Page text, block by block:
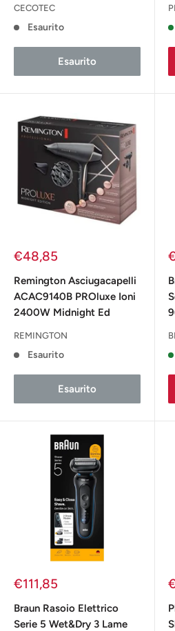
CECOTEC
Esaurito
Esaurito
Prezzo
€48,85
Remington Asciugacapelli
ACAC9140B PROluxe Ioni
2400W Midnight Ed
REMINGTON
Esaurito
Esaurito
Prezzo
€111,85
Braun Rasoio Elettrico
Serie 5 Wet&Dry 3 Lame